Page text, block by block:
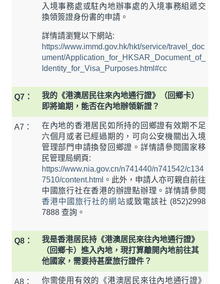
入境事務處或駐內地辦事處的入境事務組遞交
換領簽證身份書的申請。
詳情請瀏覽以下網站:
https://www.immd.gov.hk/hkt/service/travel_doc
ument/Application_for_HKSAR_Document_of_
Identity_for_Visa_Purposes.html#cc
Q7：
我的《港澳居民往來內地通行證》（回鄉卡）
即將逾期，能否在內地辦領新證？
A7：
在內地的香港居民如所持的回鄉證有效期不足
六個月或者已經過期的，可向公安機關出入境
管理部門申請換發回鄉證。詳情請參閱國家移
民管理局網頁:
https://www.nia.gov.cn/n741440/n741542/c134
7510/content.html 。此外，申請人亦可親自前往
中國旅行社在香港的辦證點辦理。詳情請參閱
香港中國旅行社的網站或致電該社 (852)2998
7888 查詢。
Q8：
我是香港居民持《港澳居民來往內地通行證》
（回鄉卡）進入內地，現打算離開內地前往其
他國家，需要持甚麼旅行證件？
A8：
你需使用有效的《港澳居民來往內地通行證》